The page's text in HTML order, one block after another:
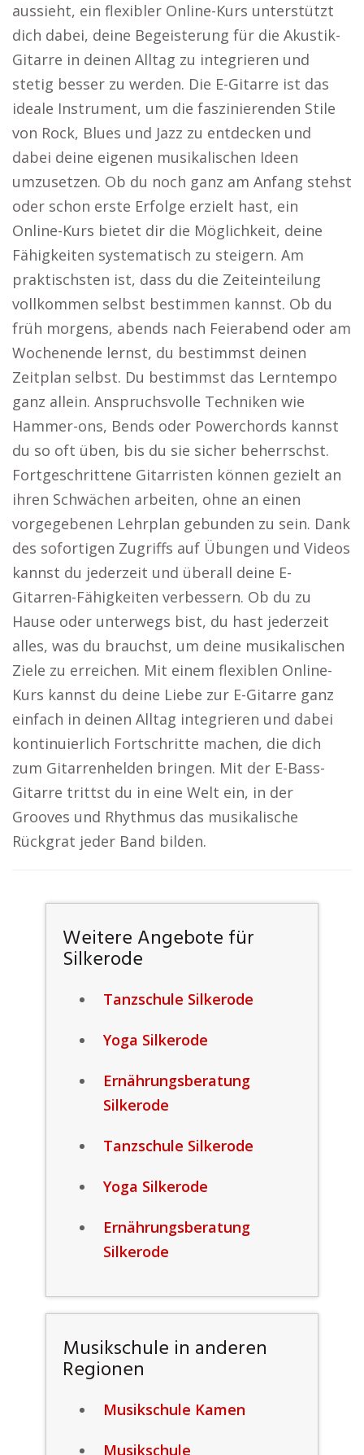
aussieht, ein flexibler Online-Kurs unterstützt
dich dabei, deine Begeisterung für die Akustik-
Gitarre in deinen Alltag zu integrieren und
stetig besser zu werden. Die E-Gitarre ist das
ideale Instrument, um die faszinierenden Stile
von Rock, Blues und Jazz zu entdecken und
dabei deine eigenen musikalischen Ideen
umzusetzen. Ob du noch ganz am Anfang stehst
oder schon erste Erfolge erzielt hast, ein
Online-Kurs bietet dir die Möglichkeit, deine
Fähigkeiten systematisch zu steigern. Am
praktischsten ist, dass du die Zeiteinteilung
vollkommen selbst bestimmen kannst. Ob du
früh morgens, abends nach Feierabend oder am
Wochenende lernst, du bestimmst deinen
Zeitplan selbst. Du bestimmst das Lerntempo
ganz allein. Anspruchsvolle Techniken wie
Hammer-ons, Bends oder Powerchords kannst
du so oft üben, bis du sie sicher beherrschst.
Fortgeschrittene Gitarristen können gezielt an
ihren Schwächen arbeiten, ohne an einen
vorgegebenen Lehrplan gebunden zu sein. Dank
des sofortigen Zugriffs auf Übungen und Videos
kannst du jederzeit und überall deine E-
Gitarren-Fähigkeiten verbessern. Ob du zu
Hause oder unterwegs bist, du hast jederzeit
alles, was du brauchst, um deine musikalischen
Ziele zu erreichen. Mit einem flexiblen Online-
Kurs kannst du deine Liebe zur E-Gitarre ganz
einfach in deinen Alltag integrieren und dabei
kontinuierlich Fortschritte machen, die dich
zum Gitarrenhelden bringen. Mit der E-Bass-
Gitarre trittst du in eine Welt ein, in der
Grooves und Rhythmus das musikalische
Rückgrat jeder Band bilden.
Weitere Angebote für
Silkerode
Tanzschule Silkerode
Yoga Silkerode
Ernährungsberatung
Silkerode
Tanzschule Silkerode
Yoga Silkerode
Ernährungsberatung
Silkerode
Musikschule in anderen
Regionen
Musikschule Kamen
Musikschule